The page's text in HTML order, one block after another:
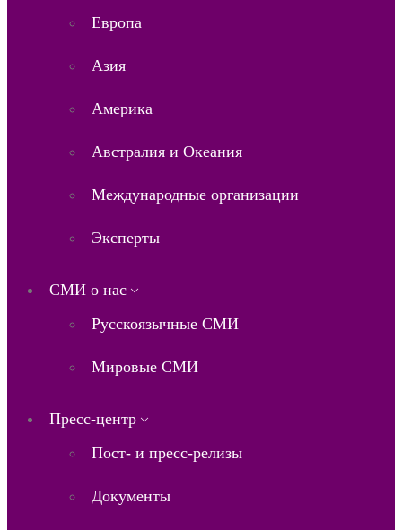
Европа
Азия
Америка
Австралия и Океания
Международные организации
Эксперты
СМИ о нас
Русскоязычные СМИ
Мировые СМИ
Пресс-центр
Пост- и пресс-релизы
Документы